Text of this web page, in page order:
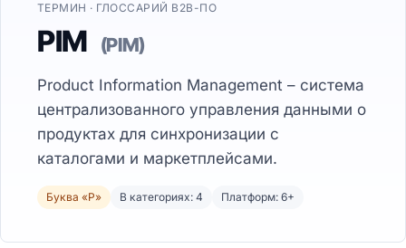
ТЕРМИН · ГЛОССАРИЙ B2B-ПО
PIM (PIM)
Product Information Management – система
централизованного управления данными о
продуктах для синхронизации с
каталогами и маркетплейсами.
Буква «P» В категориях: 4 Платформ: 6+